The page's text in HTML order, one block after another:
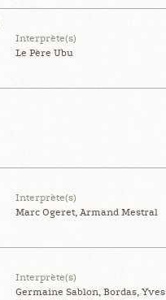
Interprète(s)
Le Père Ubu
Interprète(s)
Marc Ogeret, Armand Mestral
Interprète(s)
Germaine Sablon, Bordas, Yves